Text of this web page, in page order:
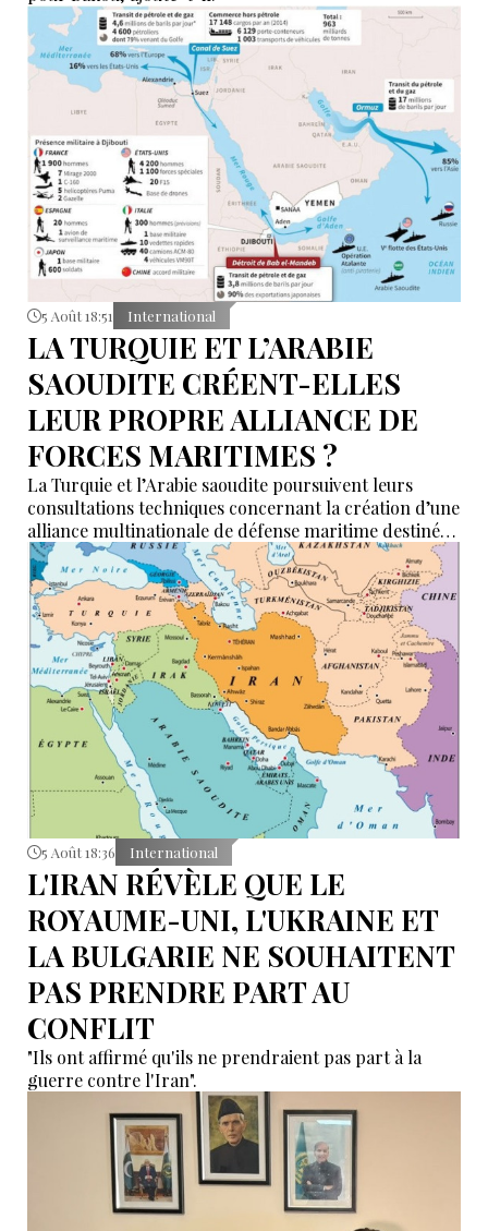
5 Août 18:51 International
LA TURQUIE ET L’ARABIE
SAOUDITE CRÉENT-ELLES
LEUR PROPRE ALLIANCE DE
FORCES MARITIMES ?
La Turquie et l’Arabie saoudite poursuivent leurs
consultations techniques concernant la création d’une
alliance multinationale de défense maritime destinée
à garantir la sécurité de la navigation en mer Rouge,
dans le détroit de Bab el-Mandeb et dans le golfe
d’Aden.
5 Août 18:36 International
L'IRAN RÉVÈLE QUE LE
ROYAUME-UNI, L'UKRAINE ET
LA BULGARIE NE SOUHAITENT
PAS PRENDRE PART AU
CONFLIT
"Ils ont affirmé qu'ils ne prendraient pas part à la
guerre contre l'Iran".